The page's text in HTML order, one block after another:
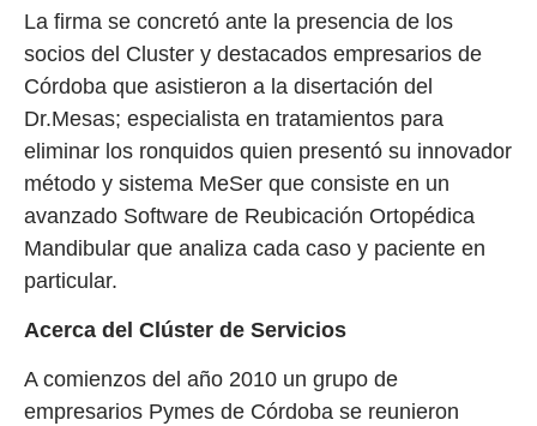
La firma se concretó ante la presencia de los
socios del Cluster y destacados empresarios de
Córdoba que asistieron a la disertación del
Dr.Mesas; especialista en tratamientos para
eliminar los ronquidos quien presentó su innovador
método y sistema MeSer que consiste en un
avanzado Software de Reubicación Ortopédica
Mandibular que analiza cada caso y paciente en
particular.
Acerca del Clúster de Servicios
A comienzos del año 2010 un grupo de
empresarios Pymes de Córdoba se reunieron